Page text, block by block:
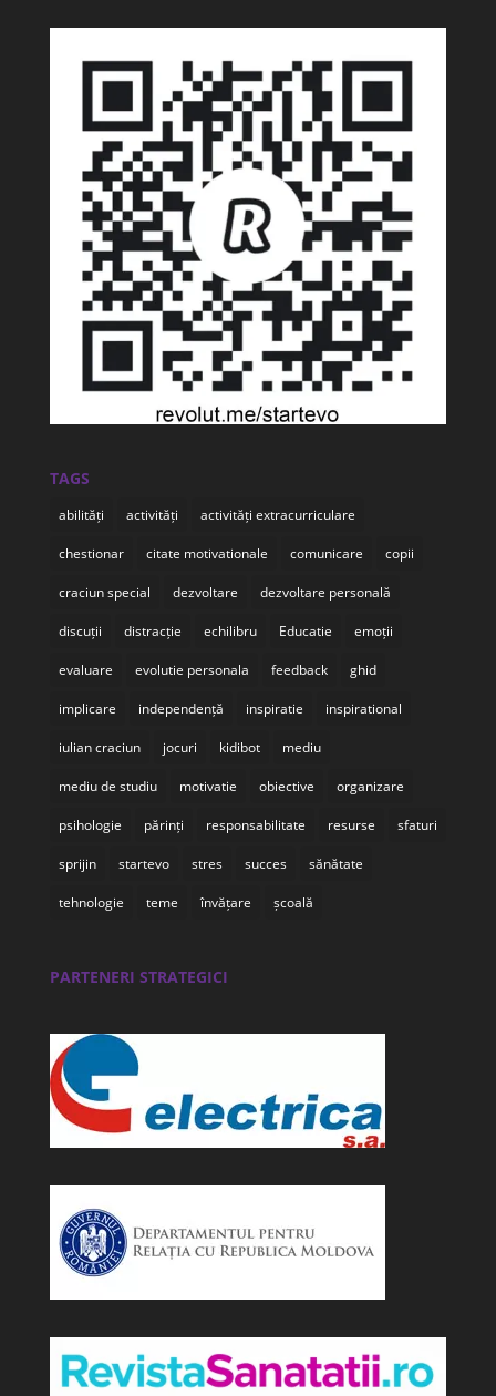
TAGS
abilități activități activități extracurriculare
chestionar citate motivationale comunicare copii
craciun special dezvoltare dezvoltare personală
discuții distracție echilibru Educatie emoții
evaluare evolutie personala feedback ghid
implicare independență inspiratie inspirational
iulian craciun jocuri kidibot mediu
mediu de studiu motivatie obiective organizare
psihologie părinți responsabilitate resurse sfaturi
sprijin startevo stres succes sănătate
tehnologie teme învățare școală
PARTENERI STRATEGICI